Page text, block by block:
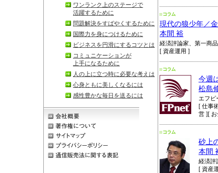
ワンランク上のステージで
活躍するために
問題解決をすばやくするために
国際力を身につけるために
ビジネスを円滑にするコツとは
コミュニケーションが
上手になるために
人の上に立つ時に必要な考えは
心身ともに美しくなるには
感性豊かな毎日を送るには
現代の狼少年／
本間 裕
経済評論家、第一商
[ 資産運用 ]
今週
松島
エフピ
[ 仕事
営 ][
砂上
本間
経済評
[ 資産